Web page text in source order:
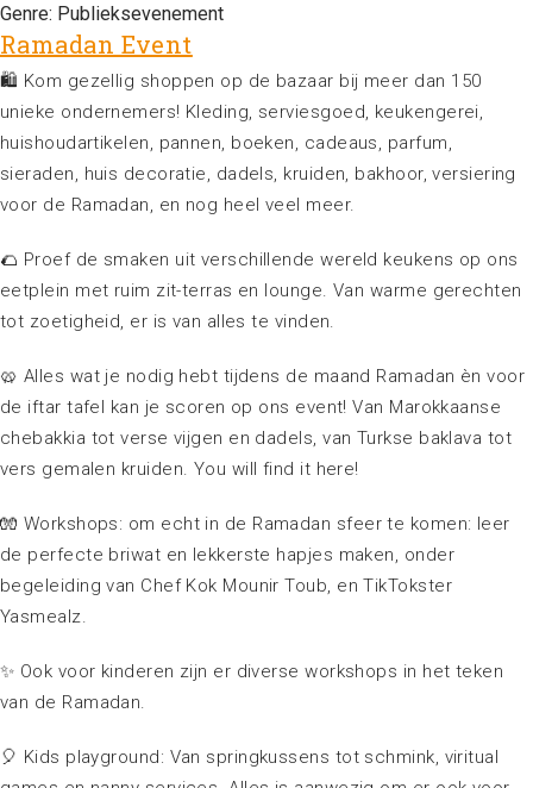
Genre: Publieksevenement
Ramadan Event
🛍 Kom gezellig shoppen op de bazaar bij meer dan 150
unieke ondernemers! Kleding, serviesgoed, keukengerei,
huishoudartikelen, pannen, boeken, cadeaus, parfum,
sieraden, huis decoratie, dadels, kruiden, bakhoor, versiering
voor de Ramadan, en nog heel veel meer.
🌮 Proef de smaken uit verschillende wereld keukens op ons
eetplein met ruim zit-terras en lounge. Van warme gerechten
tot zoetigheid, er is van alles te vinden.
🥨 Alles wat je nodig hebt tijdens de maand Ramadan èn voor
de iftar tafel kan je scoren op ons event! Van Marokkaanse
chebakkia tot verse vijgen en dadels, van Turkse baklava tot
vers gemalen kruiden. You will find it here!
🧤 Workshops: om echt in de Ramadan sfeer te komen: leer
de perfecte briwat en lekkerste hapjes maken, onder
begeleiding van Chef Kok Mounir Toub, en TikTokster
Yasmealz.
✨️ Ook voor kinderen zijn er diverse workshops in het teken
van de Ramadan.
🎈 Kids playground: Van springkussens tot schmink, viritual